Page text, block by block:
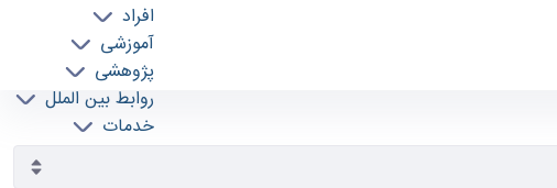
افراد
آموزشی
پژوهشی
روابط بین الملل
خدمات